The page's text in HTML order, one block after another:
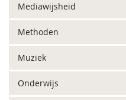
Mediawijsheid
Methoden
Muziek
Onderwijs